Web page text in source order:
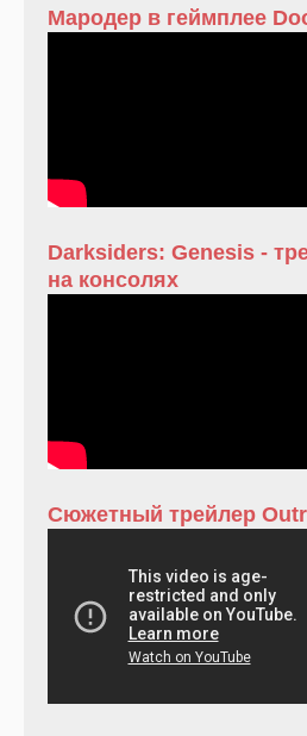
Мародер в геймплее
Darksiders: Genesis -
на консолях
Сюжетный трейлер